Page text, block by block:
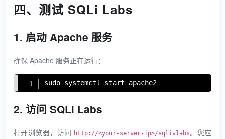
四、测试 SQLi Labs
1. 启动 Apache 服务
确保 Apache 服务正在运行：
sudo systemctl start apache2
2. 访问 SQLi Labs
打开浏览器，访问 http://<your-server-ip>/sqlivlabs。您应